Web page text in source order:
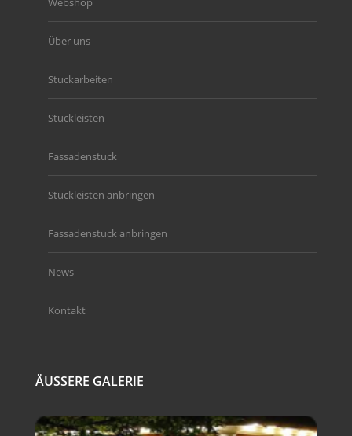
Über uns
Stuckarbeiten
Stuckleisten
Fassadenstuck
Stuckleisten anbringen
Fassadenstuck anbringen
News
Kontakt
ÄUSSERE GALERIE